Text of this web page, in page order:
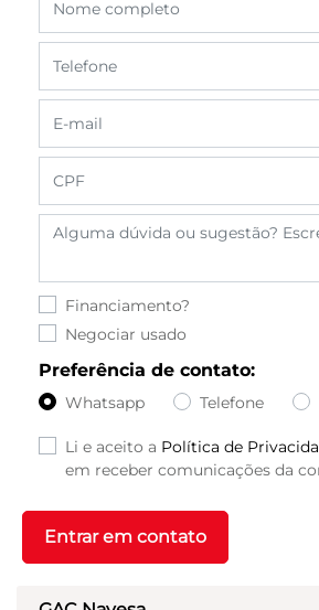
Financiamento?
Negociar usado
Preferência de contato:
Whatsapp Telefone
Li e aceito a Política de
em receber comunicações da
Entrar em contato